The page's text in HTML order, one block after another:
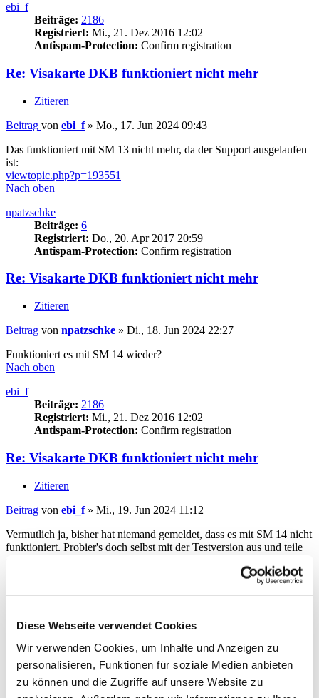
Diese Webseite verwendet Cookies
Wir verwenden Cookies, um Inhalte und Anzeigen zu
personalisieren, Funktionen für soziale Medien anbieten
zu können und die Zugriffe auf unsere Website zu
ebi_f
Beiträge: 2186
Registriert: Mi., 21. Dez 2016 12:02
Antispam-Protection: Confirm registration
Re: Visakarte DKB funktioniert nicht mehr
Zitieren
Beitrag von ebi_f» Mo., 17. Jun 2024 09:43
Das funktioniert mit SM 13 nicht mehr, da der Support ausgelaufen
ist:
viewtopic.php?p=193551
Nach oben
npatzschke
Beiträge: 6
Registriert: Do., 20. Apr 2017 20:59
Antispam-Protection: Confirm registration
Re: Visakarte DKB funktioniert nicht mehr
Zitieren
Beitrag von npatzschke » Di., 18. Jun 2024 22:27
Funktioniert es mit SM 14 wieder?
Nach oben
ebi_f
Beiträge: 2186
Registriert: Mi., 21. Dez 2016 12:02
Antispam-Protection: Confirm registration
Re: Visakarte DKB funktioniert nicht mehr
Zitieren
Beitrag von ebi_f» Mi., 19. Jun 2024 11:12
Vermutlich ja, bisher hat niemand gemeldet, dass es mit SM 14 nicht
funktioniert. Probier's doch selbst mit der Testversion aus und teile
SM 13 wird zukünftig noch weitere Funktionseinschränkungen
Nach oben
audiolet
Registriert:Sa., 02. Mai 2015 08:52
Antispam-Protection:Confirm registration
Re: Visakarte DKB funktioniert nicht mehr